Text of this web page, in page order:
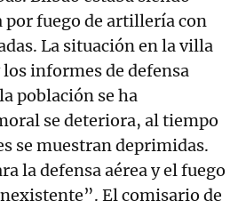
por fuego de artillería con
La situación en la villa
los informes de defensa
población se ha
se deteriora, al tiempo
se muestran deprimidas.
la defensa aérea y el fuego
El comisario de